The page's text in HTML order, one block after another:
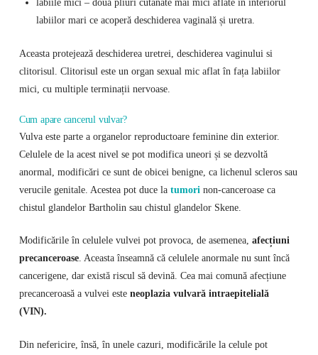
labiile mici – două pliuri cutanate mai mici aflate în interiorul
labiilor mari ce acoperă deschiderea vaginală și uretra.
Aceasta protejează deschiderea uretrei, deschiderea vaginului si
clitorisul. Clitorisul este un organ sexual mic aflat în fața labiilor
mici, cu multiple terminații nervoase.
Cum apare cancerul vulvar?
Vulva este parte a organelor reproductoare feminine din exterior.
Celulele de la acest nivel se pot modifica uneori și se dezvoltă
anormal, modificări ce sunt de obicei benigne, ca lichenul scleros sau
verucile genitale. Acestea pot duce la tumori non-canceroase ca
chistul glandelor Bartholin sau chistul glandelor Skene.
Modificările în celulele vulvei pot provoca, de asemenea, afecțiuni
precanceroase. Aceasta înseamnă că celulele anormale nu sunt încă
cancerigene, dar există riscul să devină. Cea mai comună afecțiune
precanceroasă a vulvei esteneoplazia vulvară intraepitelială
(VIN).
Din nefericire, însă, în unele cazuri, modificările la celule pot